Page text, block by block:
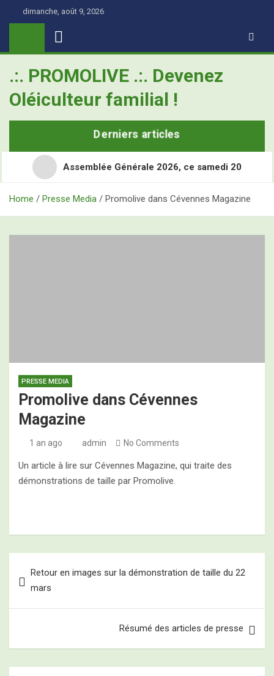
dimanche, août 9, 2026
.:. PROMOLIVE .:. Devenez
Oléiculteur familial !
Derniers articles
Assemblée Générale 2026, ce samedi 20
Retour en images sur les Assises Nationales de
Home Presse Media Promolive dans Cévennes Magazine
PRESSE MEDIA
Promolive dans Cévennes
Magazine
1 an ago admin No Comments
Un article à lire sur Cévennes Magazine, qui traite des
démonstrations de taille par Promolive.
de Retour en images sur la démonstration de taille du 22
mars
Résumé des articles de presse